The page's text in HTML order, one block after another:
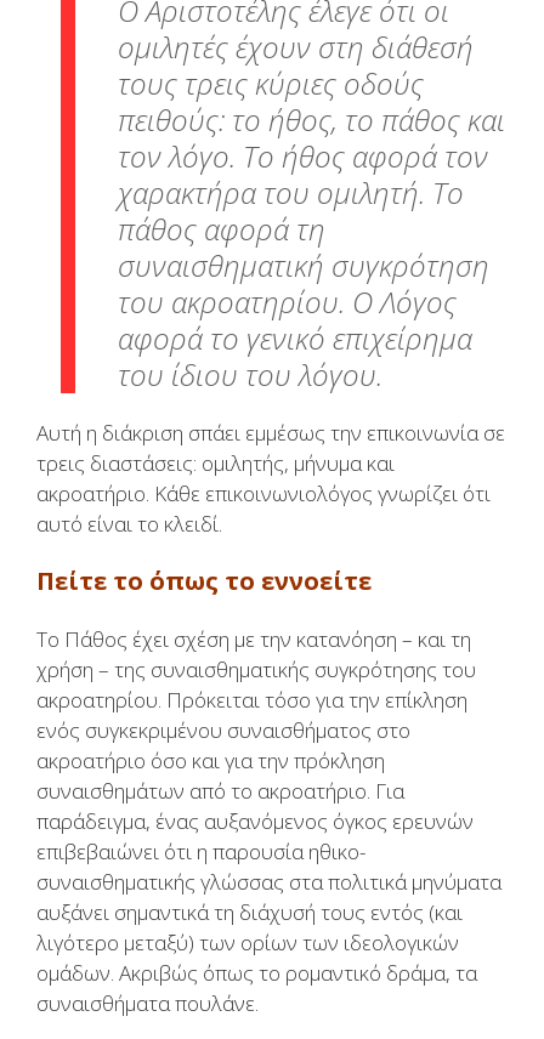
Ο Αριστοτέλης έλεγε ότι οι
ομιλητές έχουν στη διάθεσή
τους τρεις κύριες οδούς
πειθούς: το ήθος, το πάθος και
τον λόγο. Το ήθος αφορά τον
χαρακτήρα του ομιλητή. Το
πάθος αφορά τη
συναισθηματική συγκρότηση
του ακροατηρίου. Ο Λόγος
αφορά το γενικό επιχείρημα
του ίδιου του λόγου.
Αυτή η διάκριση σπάει εμμέσως την επικοινωνία σε
τρεις διαστάσεις: ομιλητής, μήνυμα και
ακροατήριο. Κάθε επικοινωνιολόγος γνωρίζει ότι
αυτό είναι το κλειδί.
Πείτε το όπως το εννοείτε
Το Πάθος έχει σχέση με την κατανόηση – και τη
χρήση – της συναισθηματικής συγκρότησης του
ακροατηρίου. Πρόκειται τόσο για την επίκληση
ενός συγκεκριμένου συναισθήματος στο
ακροατήριο όσο και για την πρόκληση
συναισθημάτων από το ακροατήριο. Για
παράδειγμα, ένας αυξανόμενος όγκος ερευνών
επιβεβαιώνει ότι η παρουσία ηθικο-
συναισθηματικής γλώσσας στα πολιτικά μηνύματα
αυξάνει σημαντικά τη διάχυσή τους εντός (και
λιγότερο μεταξύ) των ορίων των ιδεολογικών
ομάδων. Ακριβώς όπως το ρομαντικό δράμα, τα
συναισθήματα πουλάνε.